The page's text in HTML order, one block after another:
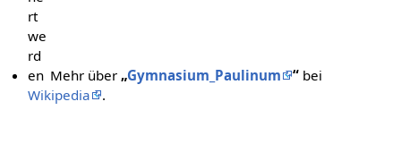
rt
we
rd
en Mehr über „Gymnasium_Paulinum “ bei
Wikipedia
.